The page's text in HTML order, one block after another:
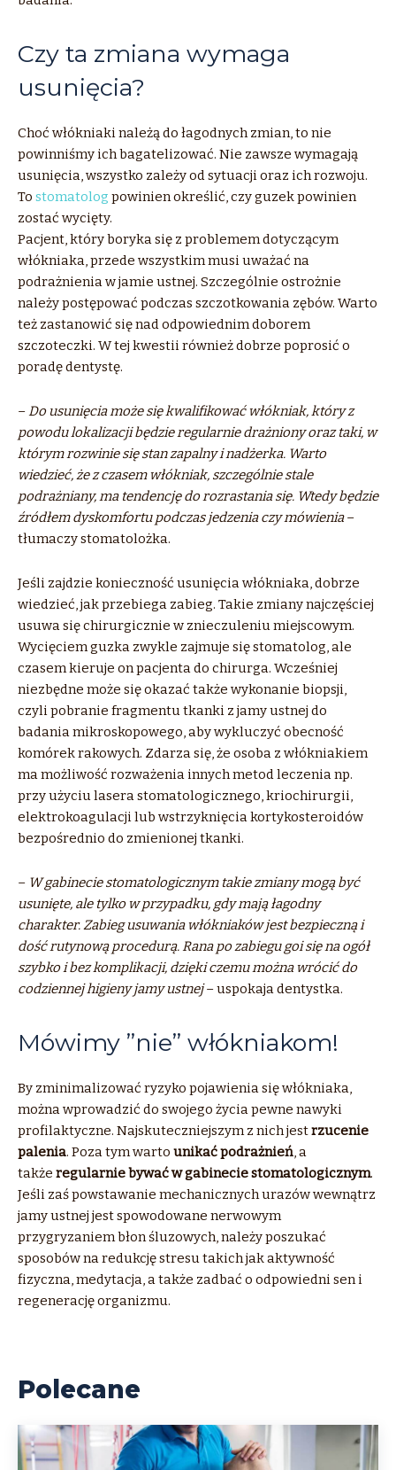
Czy ta zmiana wymaga
usunięcia?
Choć włókniaki należą do łagodnych zmian, to nie
powinniśmy ich bagatelizować. Nie zawsze wymagają
usunięcia, wszystko zależy od sytuacji oraz ich rozwoju.
To stomatolog powinien określić, czy guzek powinien
zostać wycięty.
Pacjent, który boryka się z problemem dotyczącym
włókniaka, przede wszystkim musi uważać na
podrażnienia w jamie ustnej. Szczególnie ostrożnie
należy postępować podczas szczotkowania zębów. Warto
też zastanowić się nad odpowiednim doborem
szczoteczki. W tej kwestii również dobrze poprosić o
poradę dentystę.
–Do usunięcia może się kwalifikować włókniak, który z
powodu lokalizacji będzie regularnie drażniony oraz taki, w
którym rozwinie się stan zapalny i nadżerka. Warto
wiedzieć, że z czasem włókniak, szczególnie stale
podrażniany, ma tendencję do rozrastania się. Wtedy będzie
źródłem dyskomfortu podczas jedzenia czy mówienia–
tłumaczy stomatolożka.
Jeśli zajdzie konieczność usunięcia włókniaka, dobrze
wiedzieć, jak przebiega zabieg. Takie zmiany najczęściej
usuwa się chirurgicznie w znieczuleniu miejscowym.
Wycięciem guzka zwykle zajmuje się stomatolog, ale
czasem kieruje on pacjenta do chirurga. Wcześniej
niezbędne może się okazać także wykonanie biopsji,
czyli pobranie fragmentu tkanki z jamy ustnej do
badania mikroskopowego, aby wykluczyć obecność
komórek rakowych. Zdarza się, że osoba z włókniakiem
ma możliwość rozważenia innych metod leczenia np.
przy użyciu lasera stomatologicznego, kriochirurgii,
elektrokoagulacji lub wstrzyknięcia kortykosteroidów
bezpośrednio do zmienionej tkanki.
– W gabinecie stomatologicznym takie zmiany mogą być
usunięte, ale tylko w przypadku, gdy mają łagodny
charakter. Zabieg usuwania włókniaków jest bezpieczną i
dość rutynową procedurą. Rana po zabiegu goi się na ogół
szybko i bez komplikacji, dzięki czemu można wrócić do
codziennej higieny jamy ustnej– uspokaja dentystka.
Mówimy ”nie” włókniakom!
By zminimalizować ryzyko pojawienia się włókniaka,
można wprowadzić do swojego życia pewne nawyki
profilaktyczne. Najskuteczniejszym z nich jestrzucenie
palenia. Poza tym warto unikać podrażnień, a
także regularnie bywać w gabinecie stomatologicznym.
Jeśli zaś powstawanie mechanicznych urazów wewnątrz
jamy ustnej jest spowodowane nerwowym
przygryzaniem błon śluzowych, należy poszukać
sposobów na redukcję stresu takich jak aktywność
fizyczna, medytacja, a także zadbać o odpowiedni sen i
regenerację organizmu.
Polecane